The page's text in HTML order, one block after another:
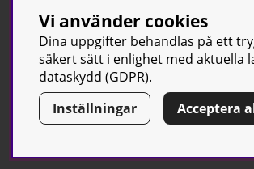
© Sport & Gym Butiken JTC AB | Kontakta oss|
| Org.nr: 556668-7058 | Tel: 0500-42 87 00
Vi använder cookies
Dina uppgifter behandlas på ett
säkert sätt i enlighet med aktuella
dataskydd (GDPR).
Inställningar
Acceptera